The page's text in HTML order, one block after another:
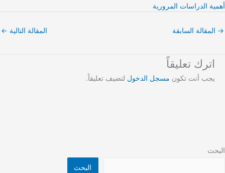
أهمية الدراسات المرورية
→ المقالة السابقة المقالة التالية ←
اترك تعليقاً
يجب أنت تكون مسجل الدخول لتضيف تعليقاً.
البحث
البحث